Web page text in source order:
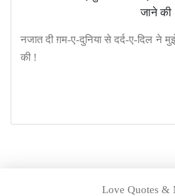
नजात दी ग़म-ए-दुनिया से दर्द-ए-दिल ने
की !
Love Quotes &